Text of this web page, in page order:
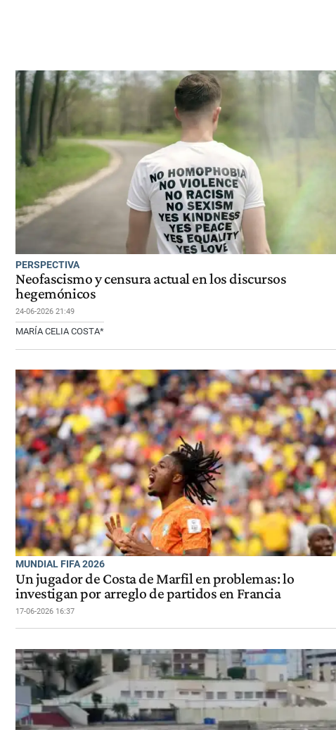
PERSPECTIVA
Neofascismo y censura actual en los discursos
hegemónicos
24-06-2026 21:49
MARÍA CELIA COSTA*
MUNDIAL FIFA 2026
Un jugador de Costa de Marfil en problemas: lo
investigan por arreglo de partidos en Francia
17-06-2026 16:37